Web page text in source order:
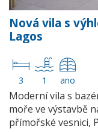
Nová vila s
Lagos
3 1 ano
Moderní vila s
moře ve výstavbě
přímořské vesnici,